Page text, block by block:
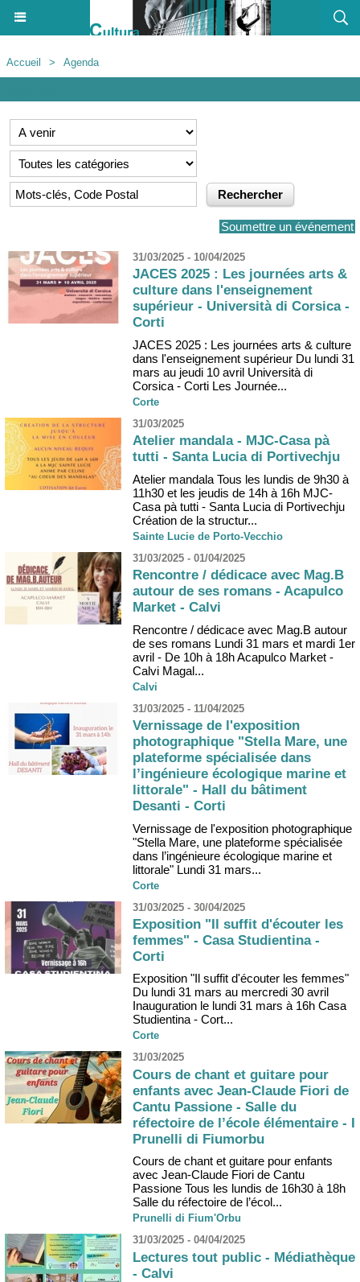
Accueil > Agenda
Soumettre un événement
31/03/2025 - 10/04/2025
JACES 2025 : Les journées arts &
culture dans l'enseignement
supérieur - Università di Corsica -
Corti
JACES 2025 : Les journées arts & culture
dans l'enseignement supérieur Du lundi 31
mars au jeudi 10 avril Università di
Corsica - Corti Les Journée...
Corte
31/03/2025
Atelier mandala - MJC-Casa pà
tutti - Santa Lucia di Portivechju
Atelier mandala Tous les lundis de 9h30 à
11h30 et les jeudis de 14h à 16h MJC-
Casa pà tutti - Santa Lucia di Portivechju
Création de la structur...
Sainte Lucie de Porto-Vecchio
31/03/2025 - 01/04/2025
Rencontre / dédicace avec Mag.B
autour de ses romans - Acapulco
Market - Calvi
Rencontre / dédicace avec Mag.B autour
de ses romans Lundi 31 mars et mardi 1er
avril - De 10h à 18h Acapulco Market -
Calvi Magal...
Calvi
31/03/2025 - 11/04/2025
Vernissage de l'exposition
photographique "Stella Mare, une
plateforme spécialisée dans
l’ingénieure écologique marine et
littorale" - Hall du bâtiment
Desanti - Corti
Vernissage de l'exposition photographique
"Stella Mare, une plateforme spécialisée
dans l’ingénieure écologique marine et
littorale" Lundi 31 mars...
Corte
31/03/2025 - 30/04/2025
Exposition "Il suffit d'écouter les
femmes" - Casa Studientina -
Corti
Exposition "Il suffit d'écouter les femmes"
Du lundi 31 mars au mercredi 30 avril
Inauguration le lundi 31 mars à 16h Casa
Studientina - Cort...
Corte
31/03/2025
Cours de chant et guitare pour
enfants avec Jean-Claude Fiori de
Cantu Passione - Salle du
réfectoire de l’école élémentaire - I
Prunelli di Fiumorbu
Cours de chant et guitare pour enfants
avec Jean-Claude Fiori de Cantu
Passione Tous les lundis de 16h30 à 18h
Salle du réfectoire de l’écol...
Prunelli di Fium'Orbu
31/03/2025 - 04/04/2025
Lectures tout public - Médiathèque
- Calvi